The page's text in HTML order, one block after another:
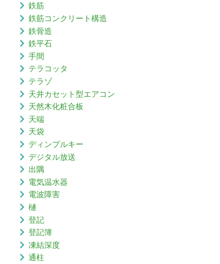
鉄筋
鉄筋コンクリート構造
鉄骨造
鉄平石
手間
テラコッタ
テラゾ
天井カセット型エアコン
天然木化粧合板
天端
天袋
ディンプルキー
デジタル放送
出隅
電気温水器
電波障害
樋
登記
登記簿
凍結深度
通柱